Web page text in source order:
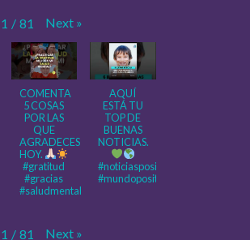
1 / 81 Next »
COMENTA
5 COSAS
POR LAS
QUE
AGRADECES
HOY.
#gratitud
#gracias
#saludmental
AQUÍ
ESTÁ TU
TOP DE
BUENAS
NOTICIAS.
#noticiaspositivas
#mundopositivo
1 / 81 Next »